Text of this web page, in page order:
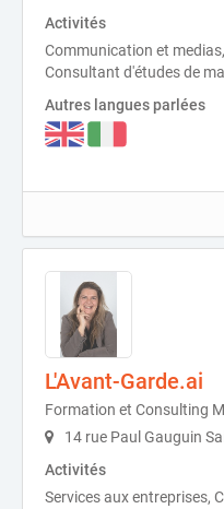
Activités
Communication et
Consultant d'études de
Autres langues parlées
L'Avant-Garde.ai
Formation et Consulting
14 rue Paul Gauguin
Activités
Services aux entreprises,